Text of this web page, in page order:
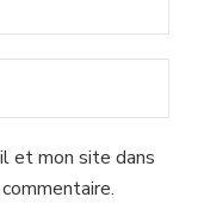
et mon site dans